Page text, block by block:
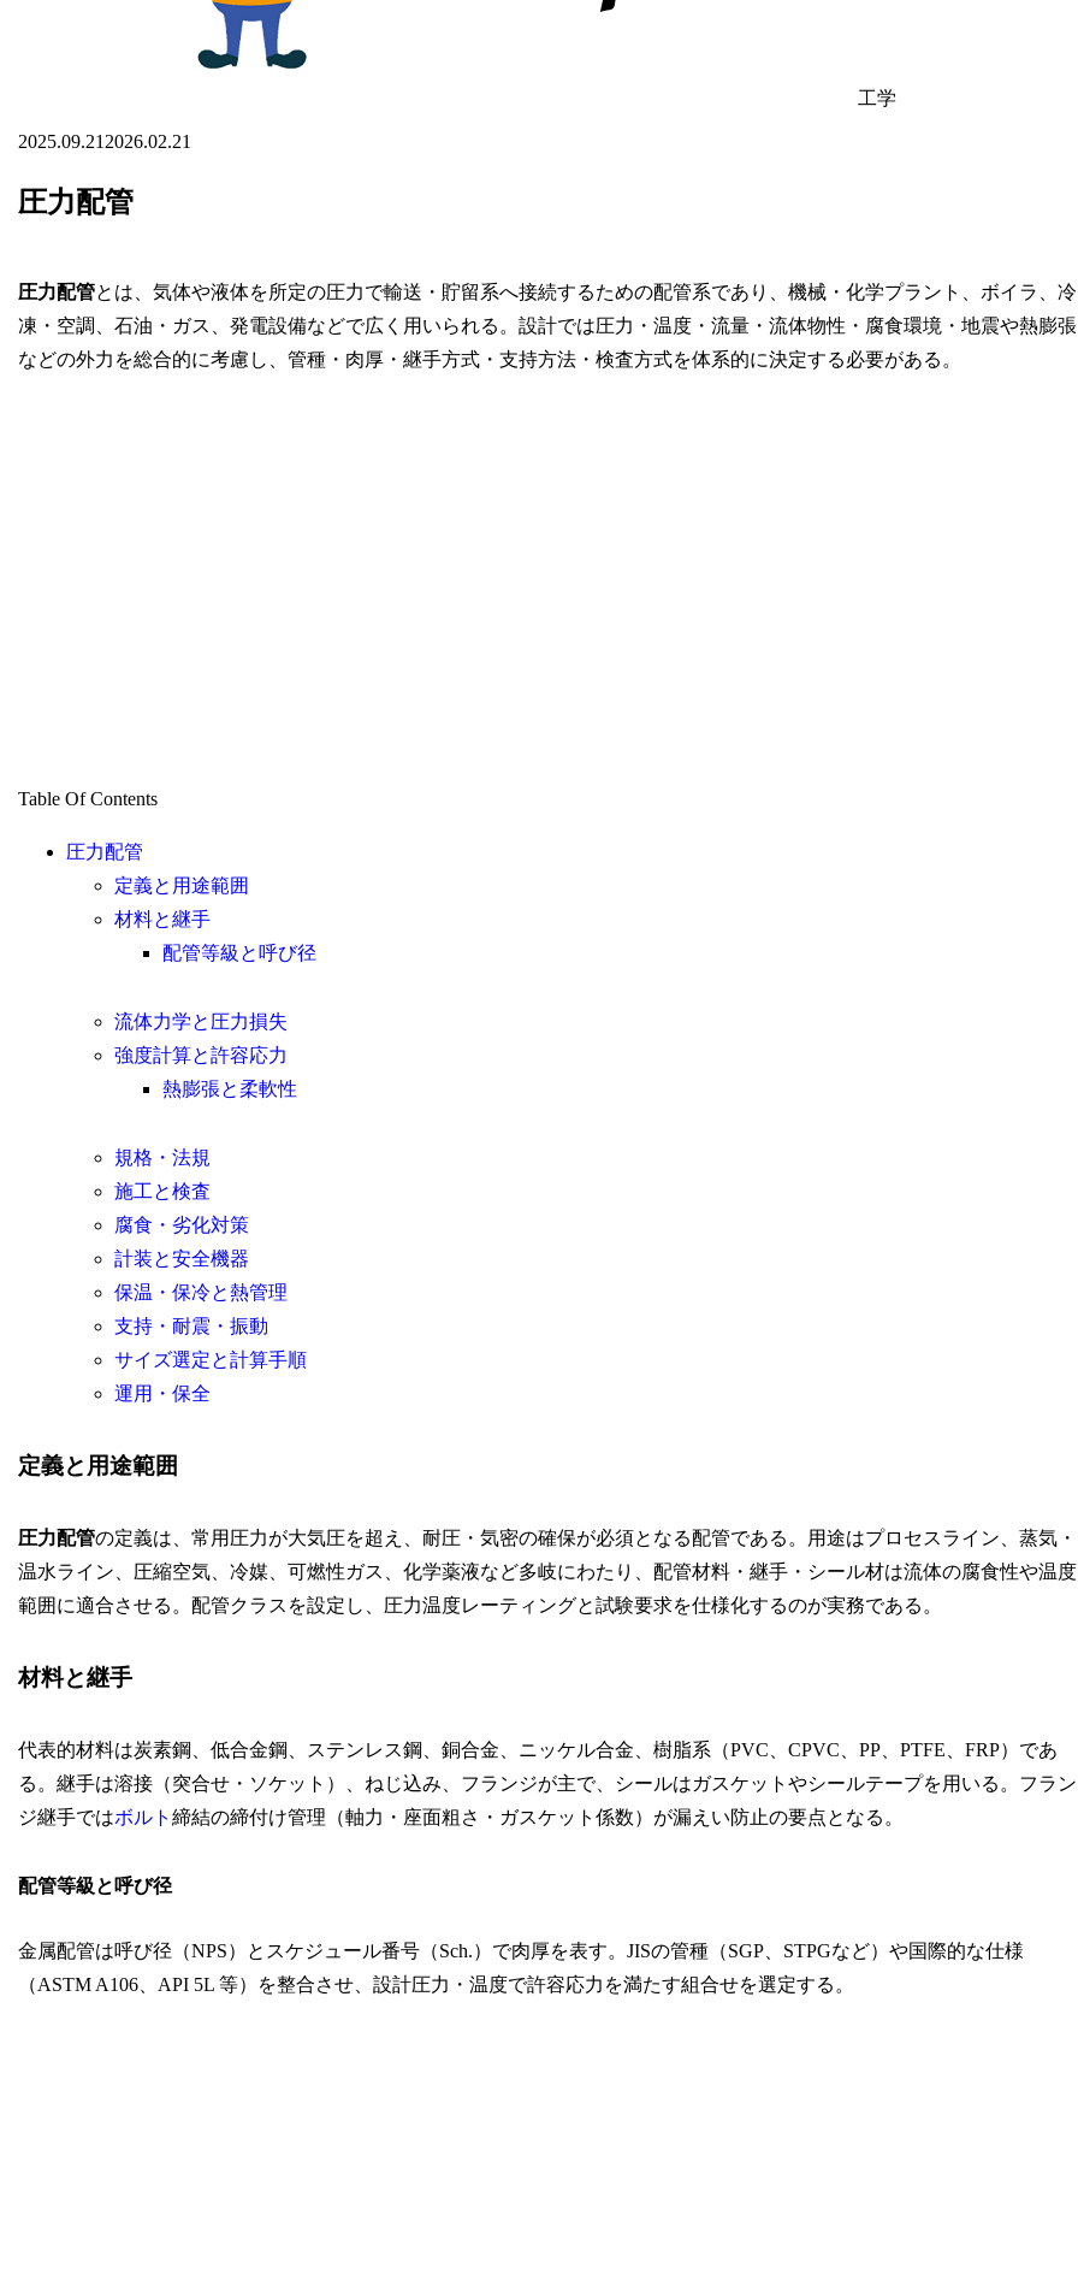
工学
2025.09.21 2026.02.21
圧力配管
圧力配管とは、気体や液体を所定の圧力で輸送・貯留系へ接続するための配管系であり、機械・化学プラント、ボイラ、冷
凍・空調、石油・ガス、発電設備などで広く用いられる。設計では圧力・温度・流量・流体物性・腐食環境・地震や熱膨張
などの外力を総合的に考慮し、管種・肉厚・継手方式・支持方法・検査方式を体系的に決定する必要がある。
Table Of Contents
圧力配管
定義と用途範囲
材料と継手
配管等級と呼び径
流体力学と圧力損失
強度計算と許容応力
熱膨張と柔軟性
規格・法規
施工と検査
腐食・劣化対策
計装と安全機器
保温・保冷と熱管理
支持・耐震・振動
サイズ選定と計算手順
運用・保全
定義と用途範囲
圧力配管の定義は、常用圧力が大気圧を超え、耐圧・気密の確保が必須となる配管である。用途はプロセスライン、蒸気・
温水ライン、圧縮空気、冷媒、可燃性ガス、化学薬液など多岐にわたり、配管材料・継手・シール材は流体の腐食性や温度
範囲に適合させる。配管クラスを設定し、圧力温度レーティングと試験要求を仕様化するのが実務である。
材料と継手
代表的材料は炭素鋼、低合金鋼、ステンレス鋼、銅合金、ニッケル合金、樹脂系（PVC、CPVC、PP、PTFE、FRP）であ
る。継手は溶接（突合せ・ソケット）、ねじ込み、フランジが主で、シールはガスケットやシールテープを用いる。フラン
ジ継手ではボルト 締結の締付け管理（軸力・座面粗さ・ガスケット係数）が漏えい防止の要点となる。
配管等級と呼び径
金属配管は呼び径（NPS）とスケジュール番号（Sch.）で肉厚を表す。JISの管種（SGP、STPGなど）や国際的な仕様
（ASTM A106、API 5L 等）を整合させ、設計圧力・温度で許容応力を満たす組合せを選定する。